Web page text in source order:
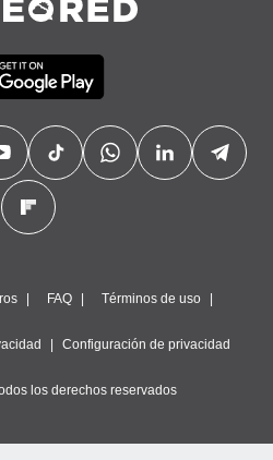
FAQ Términos de uso
Configuración de privacidad
los derechos reservados